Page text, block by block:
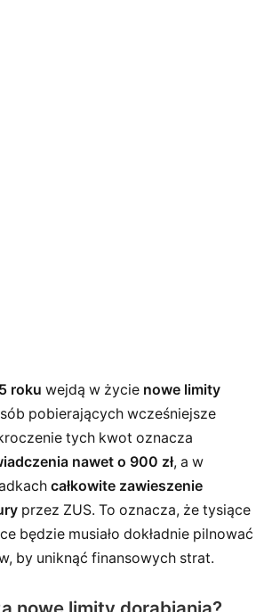
roku wejdą w życie nowe limity
pobierających wcześniejsze
tych kwot oznacza
nawet o 900 zł, a w
całkowite zawieszenie
przez ZUS. To oznacza, że tysiące
będzie musiało dokładnie pilnować
by uniknąć finansowych strat.